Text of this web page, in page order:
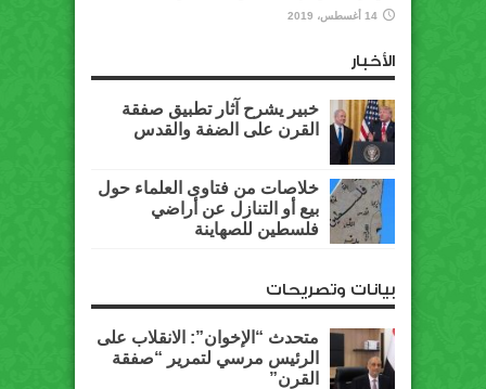
14 أغسطس، 2019
الأخبار
خبير يشرح آثار تطبيق صفقة
القرن على الضفة والقدس
خلاصات من فتاوى العلماء حول
بيع أو التنازل عن أراضي
فلسطين للصهاينة
بيانات وتصريحات
متحدث “الإخوان”: الانقلاب على
الرئيس مرسي لتمرير “صفقة
القرن”